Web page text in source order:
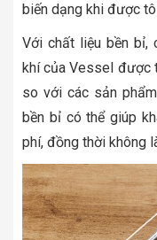
biến dạng khi được
Với chất liệu bền bỉ,
khí của Vessel được
so với các sản
bền bỉ có thể giúp
phí, đồng thời không